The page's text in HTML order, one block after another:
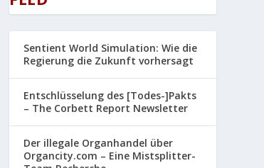
Sentient World Simulation: Wie die
Regierung die Zukunft vorhersagt
Entschlüsselung des [Todes-]Pakts
– The Corbett Report Newsletter
Der illegale Organhandel über
Organcity.com – Eine Mistsplitter-